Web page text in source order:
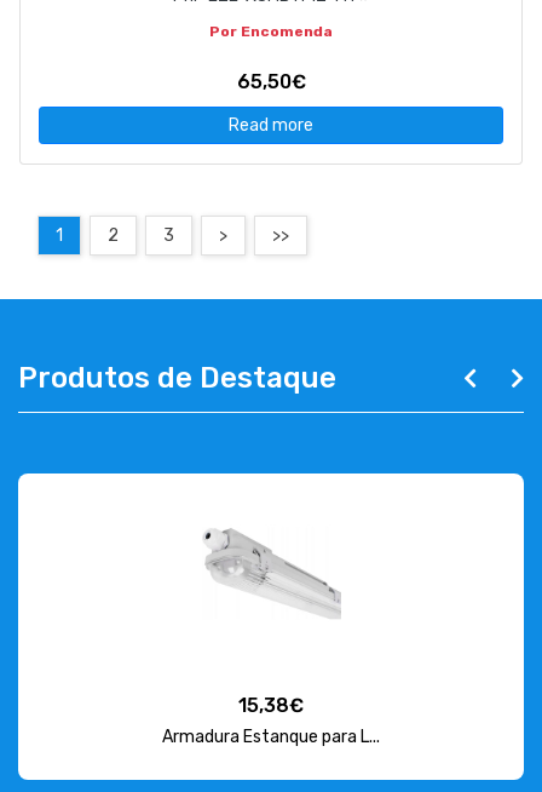
Por Encomenda
65,50€
Read more
1 2 3 > >>
Produtos de Destaque
15,38€
Armadura Estanque para L...